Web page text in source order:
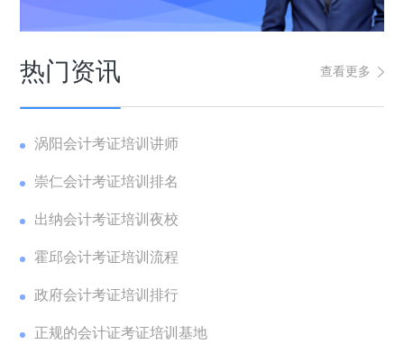
热门资讯 查看更多
涡阳会计考证培训讲师
崇仁会计考证培训排名
出纳会计考证培训夜校
霍邱会计考证培训流程
政府会计考证培训排行
正规的会计证考证培训基地